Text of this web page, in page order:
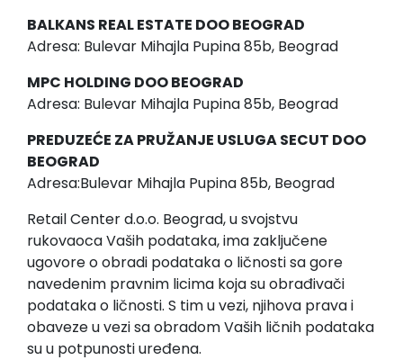
BALKANS REAL ESTATE DOO BEOGRAD
Adresa: Bulevar Mihajla Pupina 85b, Beograd
MPC HOLDING DOO BEOGRAD
Adresa: Bulevar Mihajla Pupina 85b, Beograd
PREDUZEĆE ZA PRUŽANJE USLUGA SECUT DOO
BEOGRAD
Adresa:Bulevar Mihajla Pupina 85b, Beograd
Retail Center d.o.o. Beograd, u svojstvu
rukovaoca Vaših podataka, ima zaključene
ugovore o obradi podataka o ličnosti sa gore
navedenim pravnim licima koja su obrađivači
podataka o ličnosti. S tim u vezi, njihova prava i
obaveze u vezi sa obradom Vaših ličnih podataka
su u potpunosti uređena.